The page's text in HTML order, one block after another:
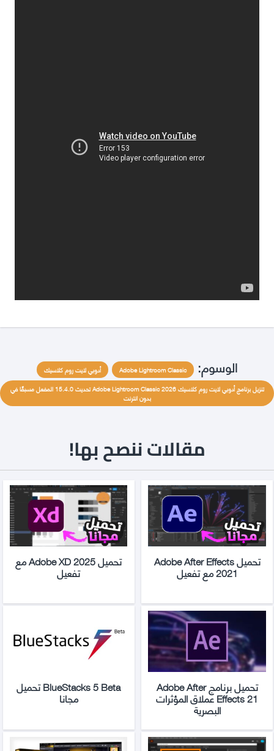
الوسوم: Adobe Lightroom Classic
أدوبي لايت روم كلاسيك
تنزيل برنامج أدوبي لايت روم كلاسيك Adobe Lightroom Classic 2026 تحديث 15.4.0 المفعل مسبقًا في
بدون انترنت
مقالات ننصح بها!
تحميل Adobe After Effects
2021 مع تفعيل
تحميل Adobe XD 2025 مع
تفعيل
تحميل برنامج Adobe After
Effects 21 عملاق المؤثرات
البصرية
BlueStacks 5 Beta تحميل
مجانا